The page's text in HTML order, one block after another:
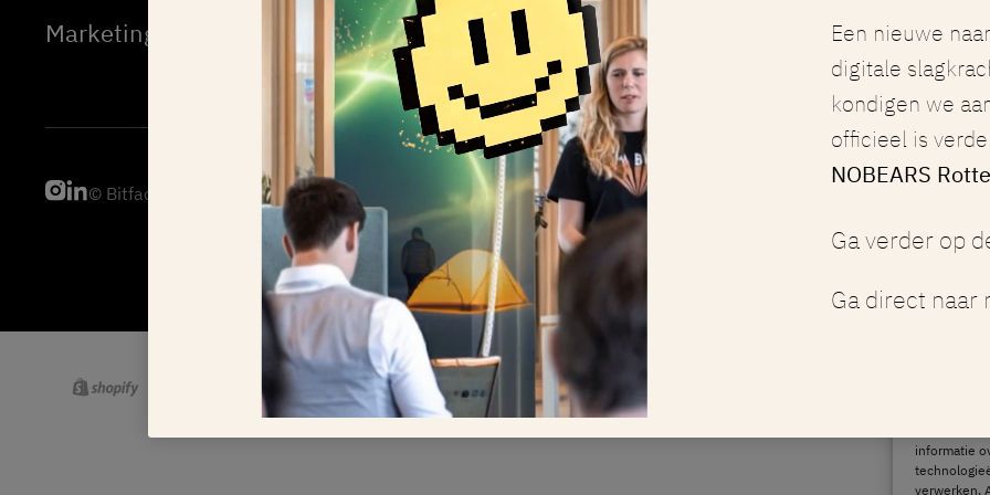
Om de
informatie
verwerken.
Marketing
© Bitfactory 2026 ISO-27001 PrivacyverklaringCookiesAlgemene voorwaarden
Een nieuwe
digitale
kondigen we
officieel is
NOBEARS
Ga verder op
Ga direct naar